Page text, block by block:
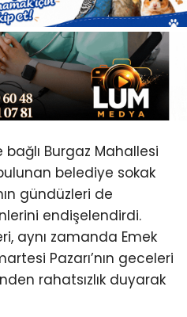
bağlı Burgaz Mahallesi
bulunan belediye sokak
gündüzleri de
endişelendirdi.
aynı zamanda Emek
Pazarı’nın geceleri
rahatsızlık duyarak